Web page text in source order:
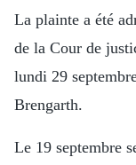
La plainte a été
de la Cour de
lundi 29
Brengarth.
Le 19 septembre